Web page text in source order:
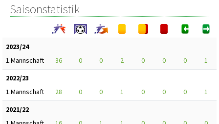
Saisonstatistik
2023/24
1.Mannschaft
36 0 0 2 0 0 0
1
2022/23
1.Mannschaft
28 0 0 1 0 0 0
1
2021/22